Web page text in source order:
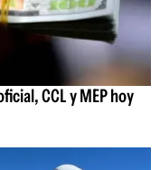
CCL y MEP hoy